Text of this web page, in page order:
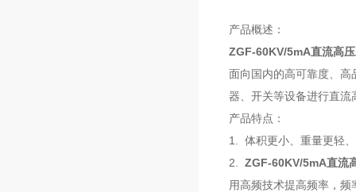
产品概述：
ZGF-60KV/5mA直流高
面向国内的高可靠度、
器、开关等设备进行直
产品特点：
1. 体积更小、重量更轻
2. ZGF-60KV/5mA直流
用高频技术提高频率，